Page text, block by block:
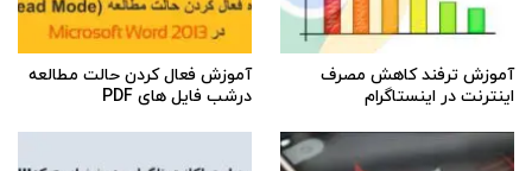
آموزش ترفند کاهش مصرف
اینترنت در اینستاگرام
آموزش فعال کردن حالت مطالعه
درشب فایل های PDF